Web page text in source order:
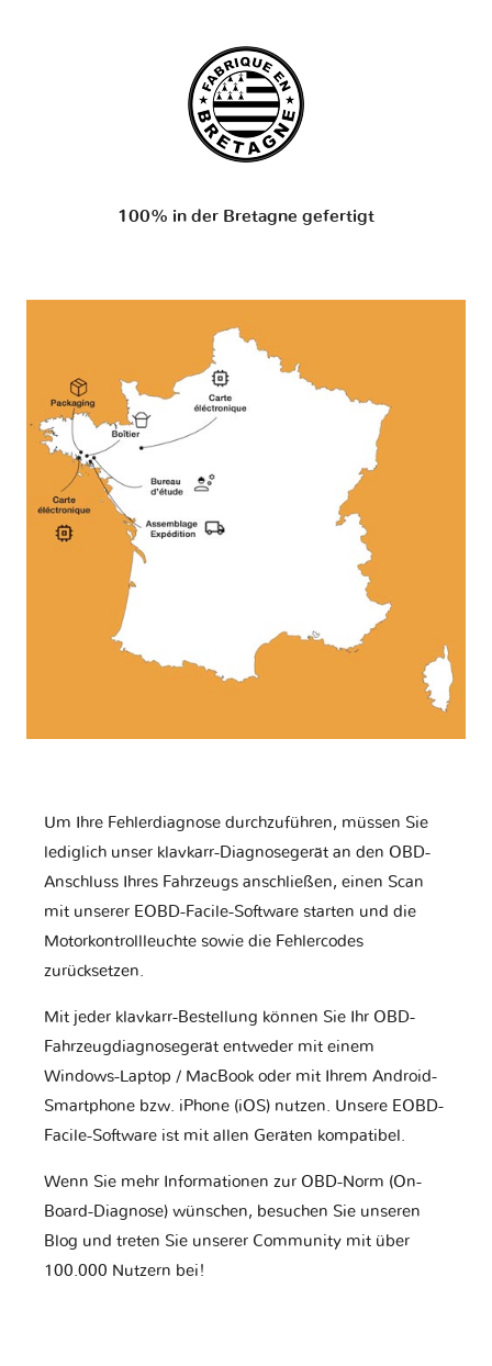
100% in der Bretagne gefertigt
Um Ihre Fehlerdiagnose durchzuführen, müssen Sie
lediglich unser klavkarr-Diagnosegerät an den OBD-
Anschluss Ihres Fahrzeugs anschließen, einen Scan
mit unserer EOBD-Facile-Software starten und die
Motorkontrollleuchte sowie die Fehlercodes
zurücksetzen.
Mit jeder klavkarr-Bestellung können Sie Ihr OBD-
Fahrzeugdiagnosegerät entweder mit einem
Windows-Laptop / MacBook oder mit Ihrem Android-
Smartphone bzw. iPhone (iOS) nutzen. Unsere EOBD-
Facile-Software ist mit allen Geräten kompatibel.
Wenn Sie mehr Informationen zur OBD-Norm (On-
Board-Diagnose) wünschen, besuchen Sie unseren
Blog und treten Sie unserer Community mit über
100.000 Nutzern bei!